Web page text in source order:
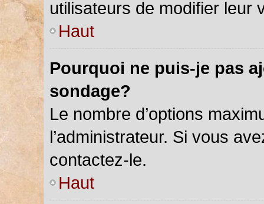
utilisateurs de modifier leur
Haut
Pourquoi ne puis-je pas
sondage?
Le nombre d’options
l’administrateur. Si vous
contactez-le.
Haut